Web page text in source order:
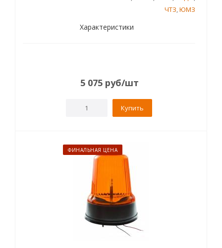
ЧТЗ,ЮМЗ
Характеристики
5 075руб/шт
Купить
ФИНАЛЬНАЯ ЦЕНА